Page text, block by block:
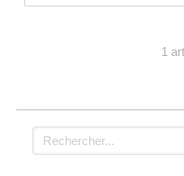
1
Rechercher